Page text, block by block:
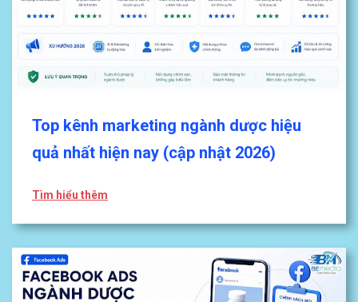
Top kênh marketing ngành dược hiệu
quả nhất hiện nay (cập nhật 2026)
Tìm hiểu thêm